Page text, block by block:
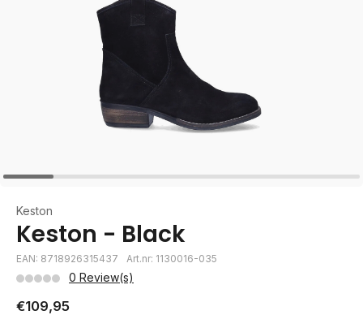
Keston
Keston - Black
EAN: 8718926315437 Art.nr: 1130016-035
0 Review(s)
€109,95